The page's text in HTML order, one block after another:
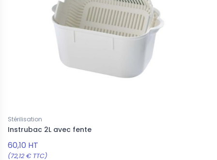
Stérilisation
Instrubac 2L avec fente
60,10 HT
(72,12 € TTC)